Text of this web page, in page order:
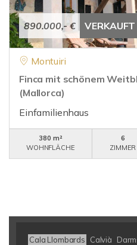
890.000,- € VERKAUFT
Montuiri
Finca mit schönem
(Mallorca)
Einfamilienhaus
380 m²
WOHNFLÄCHE
6
ZIMMER
Cala Llombards Calvià